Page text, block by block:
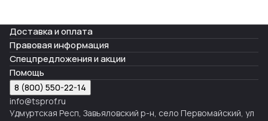
Доставка и оплата
Правовая информация
Спецпредложения и акции
Помощь
8 (800) 550-22-14
info@tsprof.ru
Удмуртская Респ, Завьяловский р-н, село Первомайский, ул